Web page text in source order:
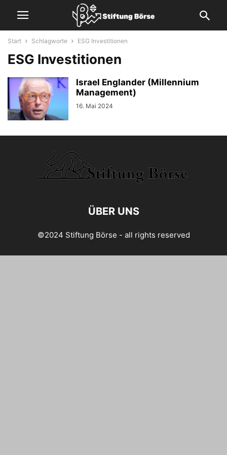
Start Schlagworte ESG Investitionen
ESG Investitionen
Israel Englander (Millennium
Management)
16. Mai 2024
ÜBER UNS
©2024 Stiftung Börse - all rights reserved